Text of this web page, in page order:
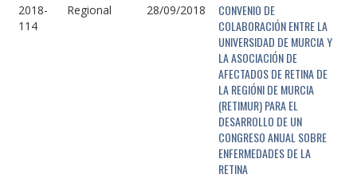
2018-
114
Regional 28/09/2018
CONVENIO DE
COLABORACIÓN ENTRE LA
UNIVERSIDAD DE MURCIA Y
LA ASOCIACIÓN DE
AFECTADOS DE RETINA DE
LA REGIÓNI DE MURCIA
(RETIMUR) PARA EL
DESARROLLO DE UN
CONGRESO ANUAL SOBRE
ENFERMEDADES DE LA
RETINA